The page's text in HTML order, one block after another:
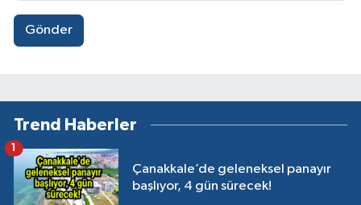
Gönder
Trend Haberler
Çanakkale’de geleneksel panayır
başlıyor, 4 gün sürecek!
1